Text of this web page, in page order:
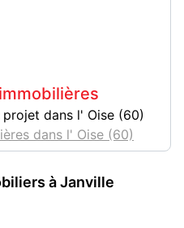
dans l' Oise (60)
dans l' Oise (60)
à Janville